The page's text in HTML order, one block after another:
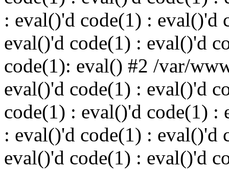
: eval()'d code(1) : eval()'d
eval()'d code(1) : eval()'d
code(1): eval() #2 /var/
eval()'d code(1) : eval()'d
code(1) : eval()'d code(1) :
: eval()'d code(1) : eval()'d
eval()'d code(1) : eval()'d